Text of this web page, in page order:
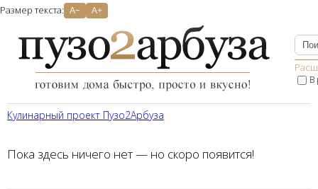
Размер текста: A− A+
В
Кулинарный проект Пузо2Aрбуза
Пока здесь ничего нет — но скоро появится!